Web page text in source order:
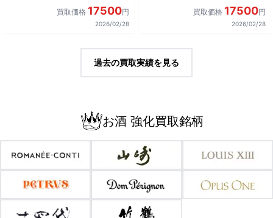
買取価格 17500円
2026/02/28
買取価格 17500円
2026/02/28
過去の買取実績を見る
お酒 強化買取銘柄